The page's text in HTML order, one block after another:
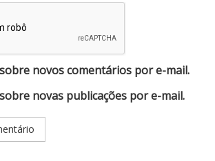
novos comentários por e-mail.
novas publicações por e-mail.